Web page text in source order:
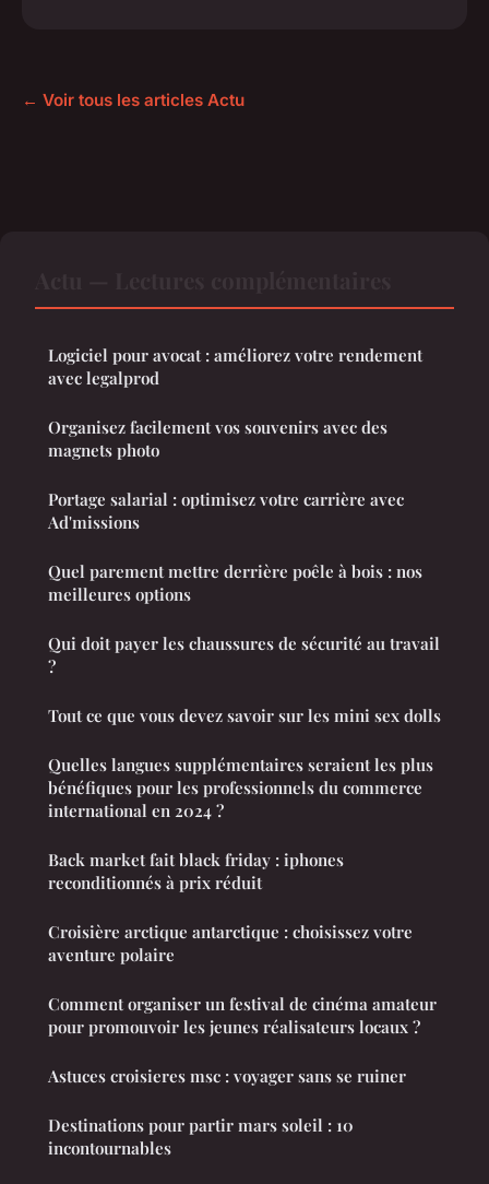
← Voir tous les articles Actu
Logiciel pour avocat : améliorez votre rendement
avec legalprod
Organisez facilement vos souvenirs avec des
magnets photo
Portage salarial : optimisez votre carrière avec
Ad'missions
Quel parement mettre derrière poêle à bois : nos
meilleures options
Qui doit payer les chaussures de sécurité au travail
?
Tout ce que vous devez savoir sur les mini sex dolls
Quelles langues supplémentaires seraient les plus
bénéfiques pour les professionnels du commerce
international en 2024 ?
Back market fait black friday : iphones
reconditionnés à prix réduit
Croisière arctique antarctique : choisissez votre
aventure polaire
Comment organiser un festival de cinéma amateur
pour promouvoir les jeunes réalisateurs locaux ?
Astuces croisieres msc : voyager sans se ruiner
Destinations pour partir mars soleil : 10
incontournables